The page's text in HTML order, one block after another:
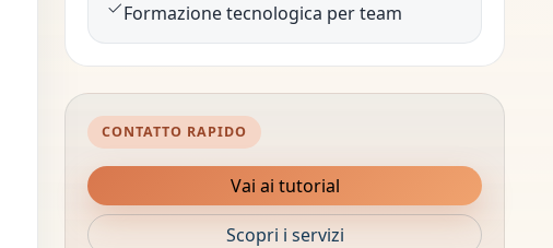
Formazione tecnologica per team
CONTATTO RAPIDO
Vai ai tutorial
Scopri i servizi